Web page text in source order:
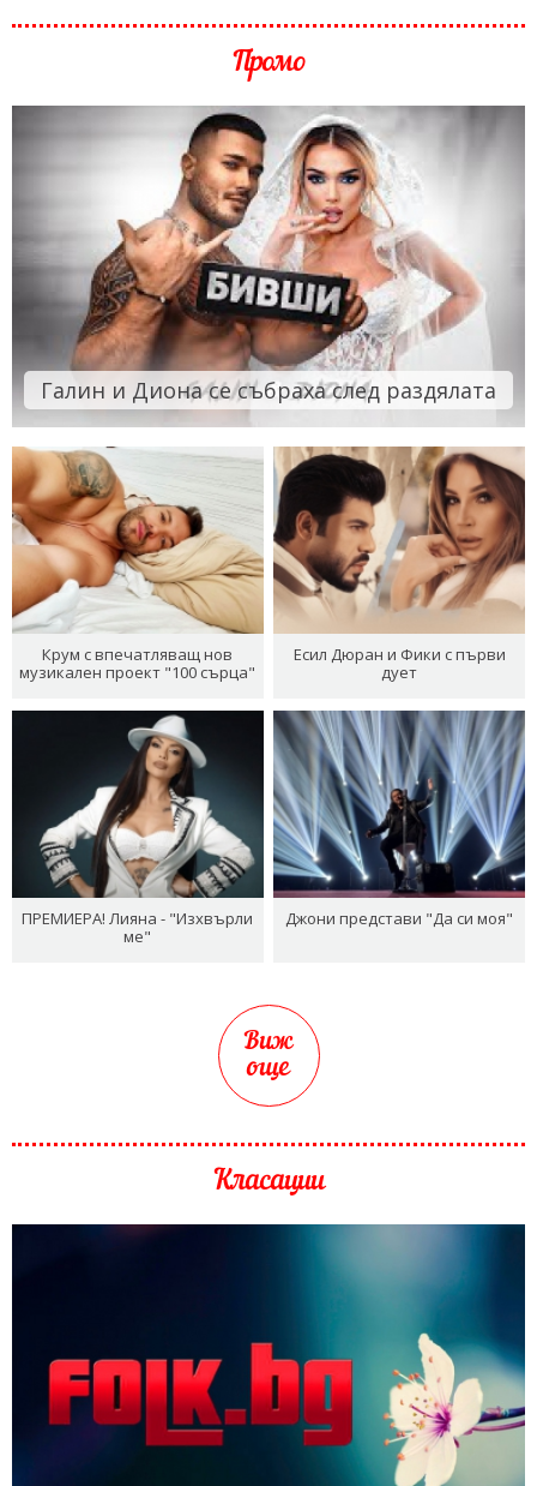
Промо
Галин и Диона се събраха след раздялата
Крум с впечатляващ нов
музикален проект "100 сърца"
Есил Дюран и Фики с първи
дует
ПРЕМИЕРА! Лияна - "Изхвърли
ме"
Джони представи "Да си моя"
Виж
още
Класации